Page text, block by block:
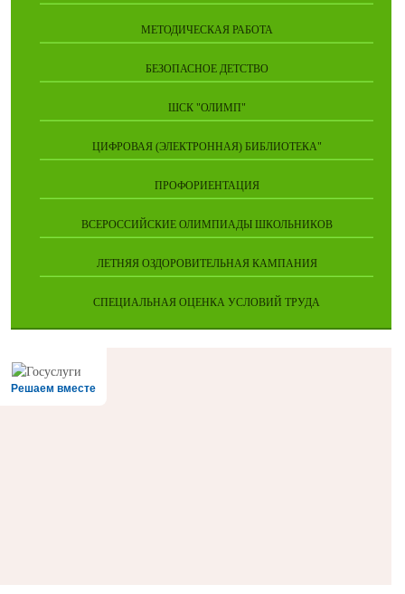
МЕТОДИЧЕСКАЯ РАБОТА
БЕЗОПАСНОЕ ДЕТСТВО
ШСК "ОЛИМП"
ЦИФРОВАЯ (ЭЛЕКТРОННАЯ) БИБЛИОТЕКА"
ПРОФОРИЕНТАЦИЯ
ВСЕРОССИЙСКИЕ ОЛИМПИАДЫ ШКОЛЬНИКОВ
ЛЕТНЯЯ ОЗДОРОВИТЕЛЬНАЯ КАМПАНИЯ
СПЕЦИАЛЬНАЯ ОЦЕНКА УСЛОВИЙ ТРУДА
Решаем вместе